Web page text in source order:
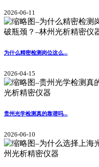
2026-06-11
为什么精密检测岗位这么...
2026-04-15
贵州光学检测真的靠谱吗...
2026-06-10